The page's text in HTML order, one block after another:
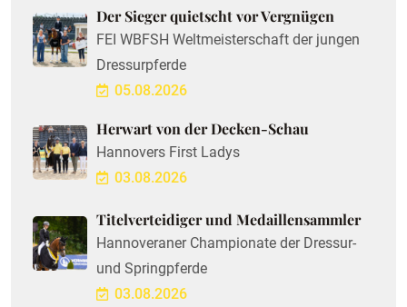
Der Sieger quietscht vor Vergnügen
FEI WBFSH Weltmeisterschaft der jungen
Dressurpferde
05.08.2026
Herwart von der Decken-Schau
Hannovers First Ladys
03.08.2026
Titelverteidiger und Medaillensammler
Hannoveraner Championate der Dressur-
und Springpferde
03.08.2026